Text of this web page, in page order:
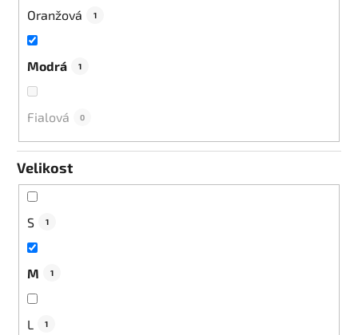
Oranžová 1
Modrá 1
Fialová 0
Velikost
S 1
M 1
L 1